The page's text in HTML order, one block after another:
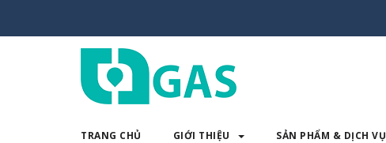
TRANG CHỦ GIỚI THIỆU SẢN PHẨM & DỊCH VỤ